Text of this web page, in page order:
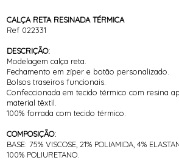
CALÇA RETA RESINADA TÉRMICA
Ref 022331
DESCRIÇÃO:
Modelagem calça reta.
Fechamento em zíper e botão personalizado.
Bolsos traseiros funcionais.
Confeccionada em tecido térmico com resina
material têxtil.
100% forrada com tecido térmico.
COMPOSIÇÃO:
BASE: 75% VISCOSE, 21% POLIAMIDA, 4%
100% POLIURETANO.